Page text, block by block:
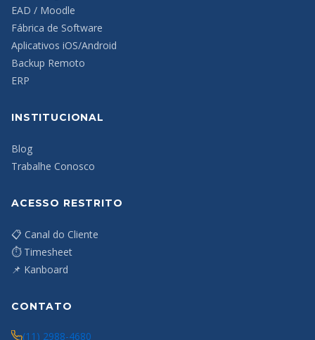
EAD / Moodle
Fábrica de Software
Aplicativos iOS/Android
Backup Remoto
ERP
INSTITUCIONAL
Blog
Trabalhe Conosco
ACESSO RESTRITO
📋 Canal do Cliente
⏱ Timesheet
📌 Kanboard
CONTATO
(11) 2988-4680